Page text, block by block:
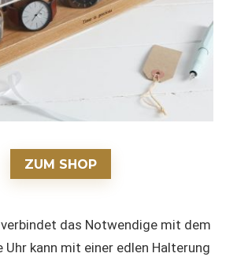
ZUM SHOP
verbindet das Notwendige mit dem
Uhr kann mit einer edlen Halterung